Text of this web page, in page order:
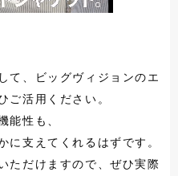
て、ビッグヴィジョンのエ
ご活用ください。
能性も、
に支えてくれるはずです。
ただけますので、ぜひ実際